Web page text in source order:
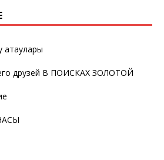
атаулары
друзей В ПОИСКАХ ЗОЛОТОЙ